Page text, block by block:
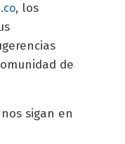
, los
de
sigan en